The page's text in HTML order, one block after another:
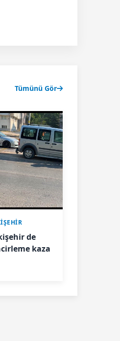
Tümünü Gör
de
kaza